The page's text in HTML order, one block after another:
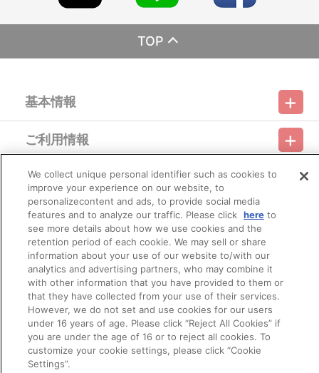
TOP
基本情報
利用規約 特定商取引法に基づく表示
プライバシーオプション 会社概要
ご利用情報
ご利用ガイド サイトマップ 推奨環境
Do Not Sell or Share My Personal Information
会員メニュー
ログイン 会員規約 新規会員登録
その他のご案内
バンダイナムコフィルムワークス
© Bandai Namco Filmworks Inc. All Rights Reserved.
We collect unique personal identifier such as cookies to
improve your experience on our website, to
personalizecontent and ads, to provide social media
features and to analyze our traffic. Please click hereto
see more details about how we use cookies and the
retention period of each cookie. We may sell or share
information about your use of our website to/with our
analytics and advertising partners, who may combine it
with other information that you have provided to them or
that they have collected from your use of their services.
However, we do not set and use cookies for our users
under 16 years of age. Please click “Reject All Cookies” if
you are under the age of 16 or to reject all cookies. To
customize your cookie settings, please click “Cookie
Settings”.